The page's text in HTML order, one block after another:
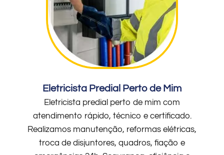
Eletricista Predial Perto de Mim
Eletricista predial perto de mim com
atendimento rápido, técnico e certificado.
Realizamos manutenção, reformas elétricas,
troca de disjuntores, quadros, fiação e